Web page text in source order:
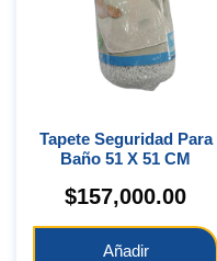
Tapete Seguridad Para
Baño 51 X 51 CM
$157,000.00
Añadir